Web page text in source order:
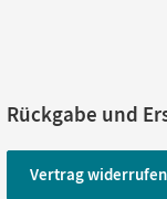
Rückgabe und
Vertrag widerrufen